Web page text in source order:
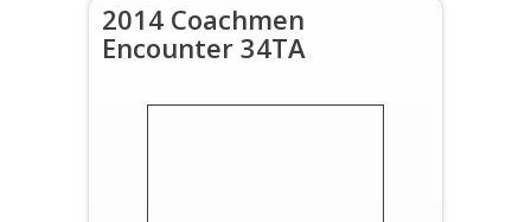
2014 Coachmen
Encounter 34TA